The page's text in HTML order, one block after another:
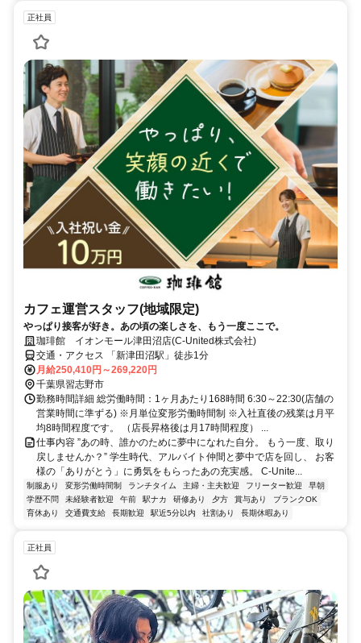
正社員
カフェ運営スタッフ(地域限定)
やっぱり接客が好き。あの頃の楽しさを、もう一度ここで。
珈琲館 イオンモール津田沼店(C-United株式会社)
交通・アクセス 「新津田沼駅」徒歩1分
月給250,410円～269,220円
千葉県習志野市
勤務時間詳細 総労働時間：1ヶ月あたり168時間 6:30～22:30(店舗の
営業時間に準ずる) ※月単位変形労働時間制 ※入社直後の残業は月平
均8時間程度です。 （店長昇格後は月17時間程度） ...
仕事内容 ”あの時、誰かのために夢中になれた自分。 もう一度、取り
戻しませんか？” 学生時代、アルバイト仲間と夢中で店を回し、 お客
様の「ありがとう」に勇気をもらったあの充実感。 C-Unite...
制服あり 変形労働時間制 ランチタイム 主婦・主夫歓迎 フリーター歓迎
早朝
学歴不問
未経験者歓迎 午前 駅ナカ 研修あり 夕方 賞与あり
ブランクOK
育休あり
交通費支給 長期歓迎 駅近5分以内 社割あり 長期休暇あり
正社員